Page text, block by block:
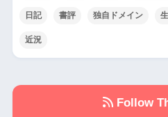
日記 書評 独自ドメイン
近況
Follow